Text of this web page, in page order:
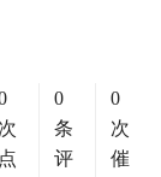
次
点
0
条
评
0
次
催